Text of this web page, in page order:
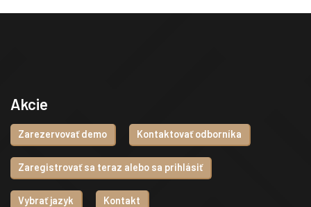
Akcie
Zarezervovať demo Kontaktovať odborníka
Zaregistrovať sa teraz alebo sa prihlásiť
Vybrať jazyk Kontakt